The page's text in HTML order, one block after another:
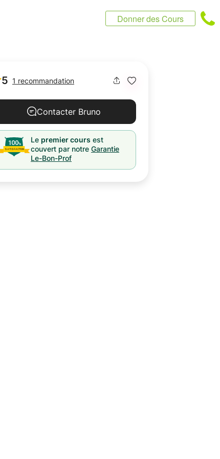
Donner des Cours
5 1 recommandation
Contacter Bruno
Le premier cours est
couvert par notre Garantie
Le-Bon-Prof